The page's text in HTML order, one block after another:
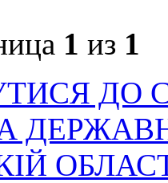
1 из 1
ДО